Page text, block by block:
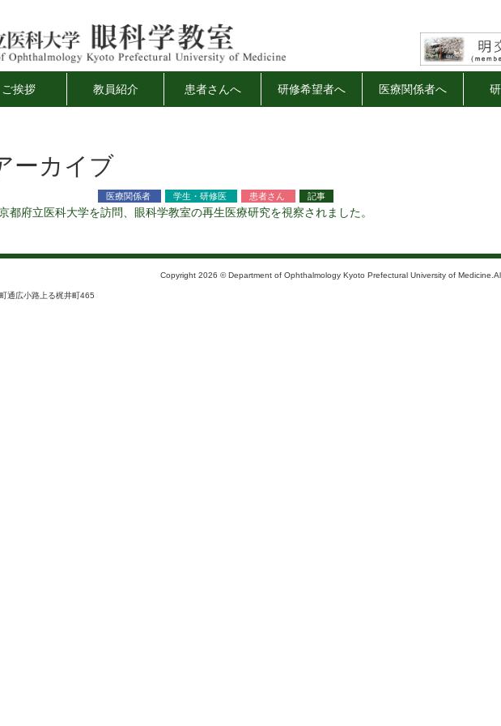
ご挨拶 教員紹介 患者さんへ 研修希望者へ 医療関係者へ
ーカイブ
医療関係者 学生・研修医 患者さん 記事
都府立医科大学を訪問、眼科学教室の再生医療研究を視察されました。
通広小路上る梶井町465
Copyright 2026 © Department of Ophthalmology Kyoto Prefectural University of